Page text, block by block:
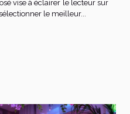
vise à éclairer le lecteur sur
le meilleur...